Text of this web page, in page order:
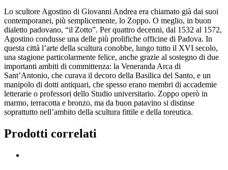
Lo scultore Agostino di Giovanni Andrea era chiamato già dai suoi
contemporanei, più semplicemente, lo Zoppo. O meglio, in buon
dialetto padovano, “il Zotto”. Per quattro decenni, dal 1532 al 1572,
Agostino condusse una delle più prolifiche officine di Padova. In
questa città l’arte della scultura conobbe, lungo tutto il XVI secolo,
una stagione particolarmente felice, anche grazie al sostegno di due
importanti ambiti di committenza: la Veneranda Arca di
Sant’Antonio, che curava il decoro della Basilica del Santo, e un
manipolo di dotti antiquari, che spesso erano membri di accademie
letterarie o professori dello Studio universitario. Zoppo operò in
marmo, terracotta e bronzo, ma da buon patavino si distinse
soprattutto nell’ambito della scultura fittile e della toreutica.
Prodotti correlati